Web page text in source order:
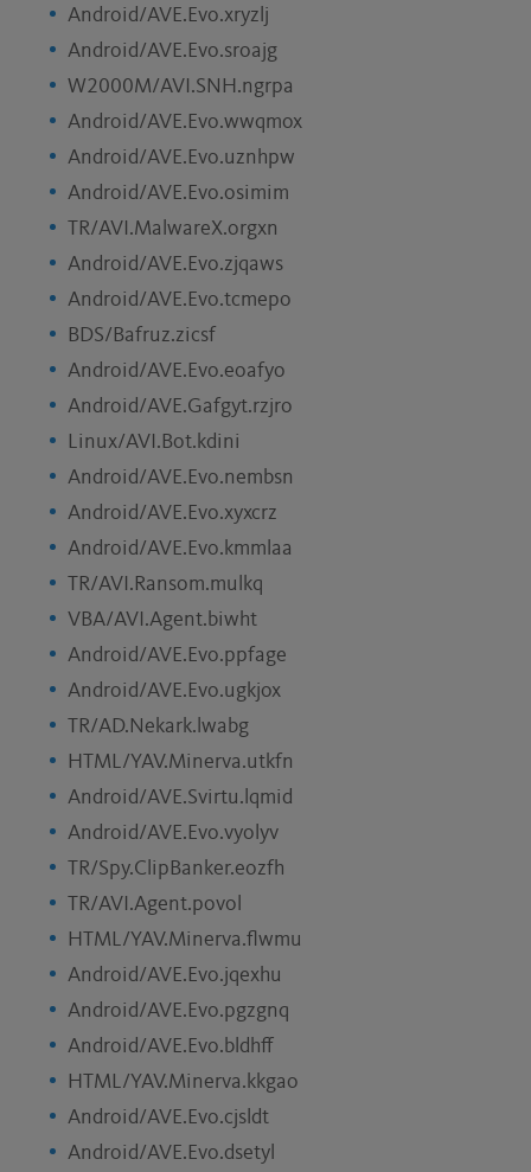
Android/AVE.Evo.xryzlj
Android/AVE.Evo.sroajg
W2000M/AVI.SNH.ngrpa
Android/AVE.Evo.wwqmox
Android/AVE.Evo.uznhpw
Android/AVE.Evo.osimim
TR/AVI.MalwareX.orgxn
Android/AVE.Evo.zjqaws
Android/AVE.Evo.tcmepo
BDS/Bafruz.zicsf
Android/AVE.Evo.eoafyo
Android/AVE.Gafgyt.rzjro
Linux/AVI.Bot.kdini
Android/AVE.Evo.nembsn
Android/AVE.Evo.xyxcrz
Android/AVE.Evo.kmmlaa
TR/AVI.Ransom.mulkq
VBA/AVI.Agent.biwht
Android/AVE.Evo.ppfage
Android/AVE.Evo.ugkjox
TR/AD.Nekark.lwabg
HTML/YAV.Minerva.utkfn
Android/AVE.Svirtu.lqmid
Android/AVE.Evo.vyolyv
TR/Spy.ClipBanker.eozfh
TR/AVI.Agent.povol
HTML/YAV.Minerva.flwmu
Android/AVE.Evo.jqexhu
Android/AVE.Evo.pgzgnq
Android/AVE.Evo.bldhff
HTML/YAV.Minerva.kkgao
Android/AVE.Evo.cjsldt
Android/AVE.Evo.dsetyl